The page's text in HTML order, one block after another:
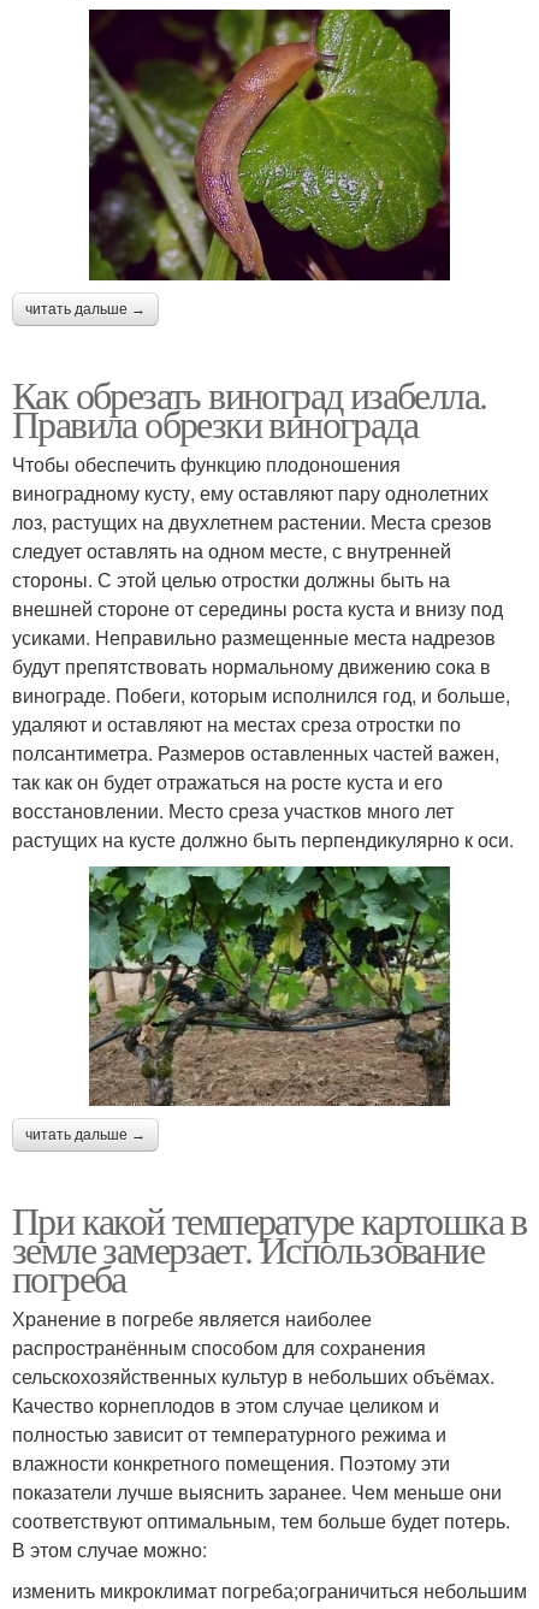
читать дальше →
Как обрезать виноград изабелла.
Правила обрезки винограда
Чтобы обеспечить функцию плодоношения
виноградному кусту, ему оставляют пару однолетних
лоз, растущих на двухлетнем растении. Места срезов
следует оставлять на одном месте, с внутренней
стороны. С этой целью отростки должны быть на
внешней стороне от середины роста куста и внизу под
усиками. Неправильно размещенные места надрезов
будут препятствовать нормальному движению сока в
винограде. Побеги, которым исполнился год, и больше,
удаляют и оставляют на местах среза отростки по
полсантиметра. Размеров оставленных частей важен,
так как он будет отражаться на росте куста и его
восстановлении. Место среза участков много лет
растущих на кусте должно быть перпендикулярно к оси.
читать дальше →
При какой температуре картошка в
земле замерзает. Использование
погреба
Хранение в погребе является наиболее
распространённым способом для сохранения
сельскохозяйственных культур в небольших объёмах.
Качество корнеплодов в этом случае целиком и
полностью зависит от температурного режима и
влажности конкретного помещения. Поэтому эти
показатели лучше выяснить заранее. Чем меньше они
соответствуют оптимальным, тем больше будет потерь.
В этом случае можно:
изменить микроклимат погреба;ограничиться небольшим